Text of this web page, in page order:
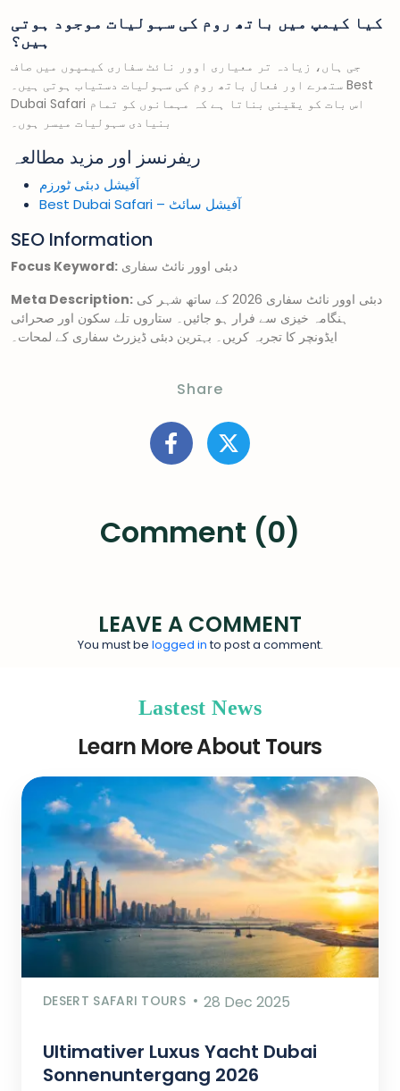
کیا کیمپ میں باتھ روم کی سہولیات موجود ہوتی
ہیں؟
جی ہاں، زیادہ تر معیاری اوور نائٹ سفاری کیمپوں میں صاف
ستھرے اور فعال باتھ روم کی سہولیات دستیاب ہوتی ہیں۔ Best
Dubai Safari اس بات کو یقینی بناتا ہے کہ مہمانوں کو تمام
بنیادی سہولیات میسر ہوں۔
ریفرنسز اور مزید مطالعہ
آفیشل دبئی ٹورزم
Best Dubai Safari – آفیشل سائٹ
SEO Information
Focus Keyword: دبئی اوور نائٹ سفاری
Meta Description:
ہنگامہ خیزی سے فرار ہو جائیں۔ ستاروں تلے سکون اور صحرائی
ایڈونچر کا تجربہ کریں۔ بہترین دبئی ڈیزرٹ سفاری کے لمحات۔
Share
Comment (0)
LEAVE A COMMENT
You must be logged into post a comment.
Lastest News
Learn More About Tours
DESERT SAFARI TOURS 28 Dec 2025
Ultimativer Luxus Yacht Dubai
Sonnenuntergang 2026